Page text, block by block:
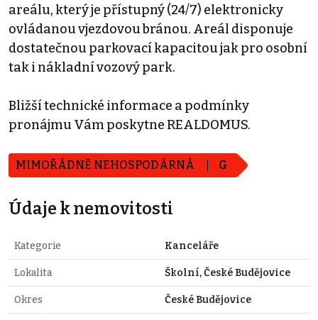
areálu, který je přístupný (24/7) elektronicky
ovládanou vjezdovou bránou. Areál disponuje
dostatečnou parkovací kapacitou jak pro osobní
tak i nákladní vozový park.
Bližší technické informace a podmínky
pronájmu Vám poskytne REALDOMUS.
MIMOŘÁDNĚ NEHOSPODÁRNÁ G
Údaje k nemovitosti
Kategorie Kanceláře
Lokalita Školní, České Budějovice
Okres České Budějovice